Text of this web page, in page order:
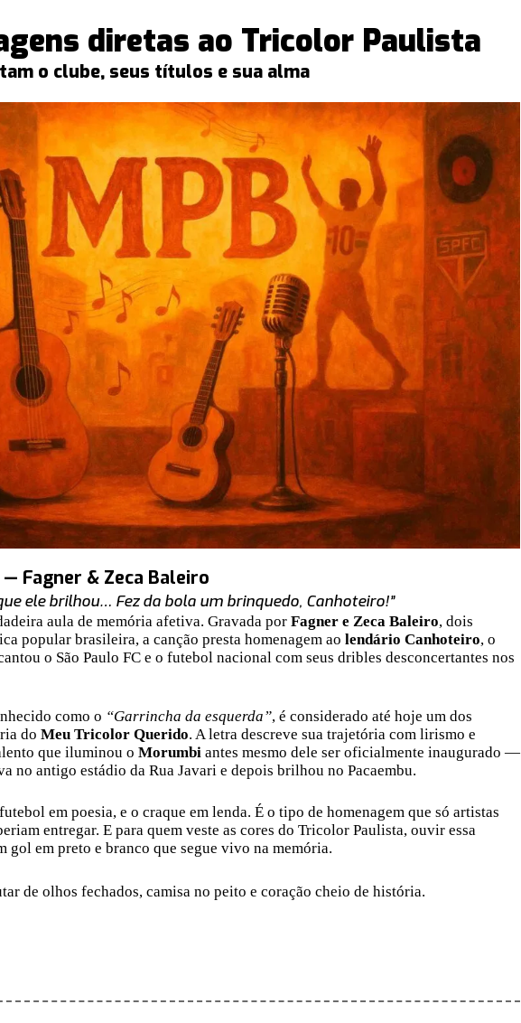
diretas ao Tricolor Paulista
o clube, seus títulos e sua alma
— Fagner & Zeca Baleiro
ele brilhou… Fez da bola um brinquedo, Canhoteiro!”
aula de memória afetiva. Gravada por Fagner e Zeca Baleiro, dois
popular brasileira, a canção presta homenagem ao lendário Canhoteiro, o
o São Paulo FC e o futebol nacional com seus dribles desconcertantes nos
como o “Garrincha da esquerda”, é considerado até hoje um dos
do Meu Tricolor Querido. A letra descreve sua trajetória com lirismo e
que iluminou o Morumbi antes mesmo dele ser oficialmente inaugurado —
no antigo estádio da Rua Javari e depois brilhou no Pacaembu.
em poesia, e o craque em lenda. É o tipo de homenagem que só artistas
entregar. E para quem veste as cores do Tricolor Paulista, ouvir essa
gol em preto e branco que segue vivo na memória.
de olhos fechados, camisa no peito e coração cheio de história.